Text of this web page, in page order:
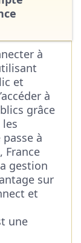
à
et
à
grâce
à
France
gestion
sur
et
une